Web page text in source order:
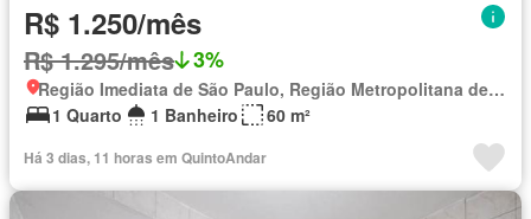
R$ 1.250/mês
R$ 1.295/mês 3%
Região Imediata de São Paulo, Região Metropolitana de São Paulo
1 Quarto
1 Banheiro 60 m²
Há 3 dias, 11 horas em QuintoAndar